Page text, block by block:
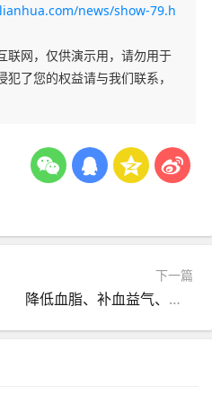
news/show-79.h
联网，仅供演示用，请勿用于
了您的权益请与我们联系，
下一篇
降低血脂、补血益气、促进睡眠……中医推荐喝好一杯水！